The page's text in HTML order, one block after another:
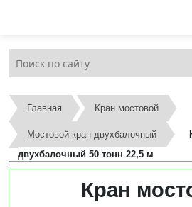
Главная Кран мостовой
Мостовой кран двухбалочный
двухбалочный 50 тонн 22,5 м
Кран